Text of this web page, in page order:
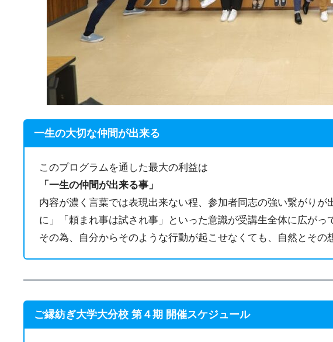
一生の大切な仲間が出来る
このプログラムを通した最大の利益は
「一生の仲間が出来る事」
内容が濃く言葉では表現出来ない程、参加者同志の強い繋がり
に」「頼まれ事は試され事」といった意識が受講生全体に広がっ
その為、自分からそのような行動が起こせなくても、自然とそ
ご縁紡ぎ大学大分校 第４期 開催スケジュール